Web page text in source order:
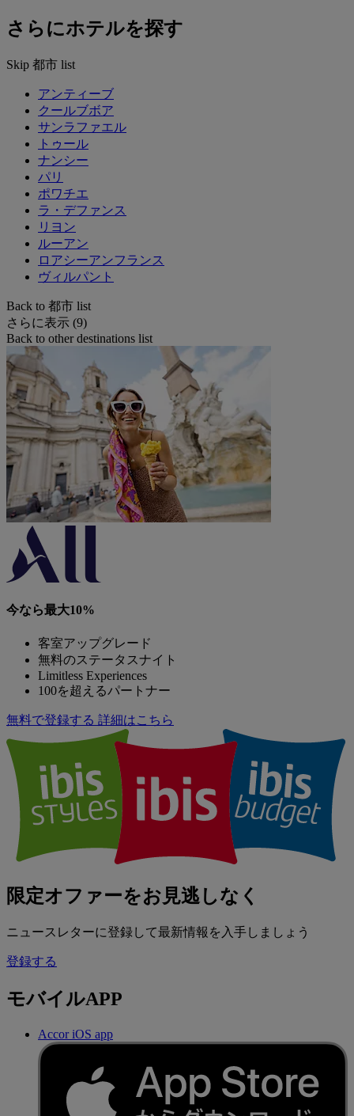
さらにホテルを探す
Skip 都市 list
アンティーブ
クールブボア
サンラファエル
トゥール
ナンシー
パリ
ポワチエ
ラ・デファンス
リヨン
ルーアン
ロアシーアンフランス
ヴィルパント
Back to 都市 list
さらに表示 (9)
Back to other destinations list
今なら最大10%
客室アップグレード
無料のステータスナイト
Limitless Experiences
100を超えるパートナー
無料で登録する 詳細はこちら
限定オファーをお見逃しなく
ニュースレターに登録して最新情報を入手しましょう
登録する
モバイルAPP
Accor iOS app